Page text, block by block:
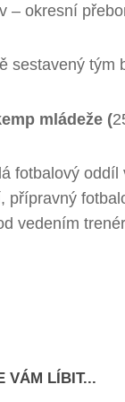
– okresní
sestavený tým
mládeže (
fotbalový
přípravný
vedením
VÁM LÍBIT...